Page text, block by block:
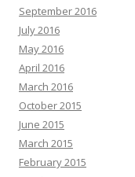
September 2016
July 2016
May 2016
April 2016
March 2016
October 2015
June 2015
March 2015
February 2015